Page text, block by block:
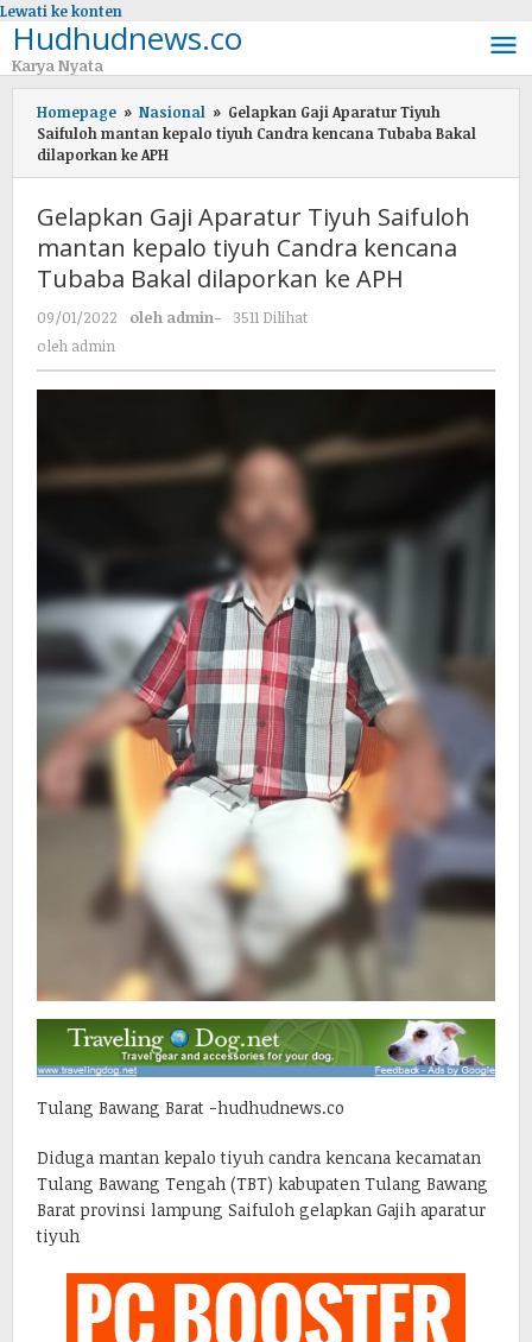
Lewati ke konten
Hudhudnews.co
Karya Nyata
Homepage » Nasional » Gelapkan Gaji Aparatur Tiyuh
Saifuloh mantan kepalo tiyuh Candra kencana Tubaba Bakal
dilaporkan ke APH
Gelapkan Gaji Aparatur Tiyuh Saifuloh
mantan kepalo tiyuh Candra kencana
Tubaba Bakal dilaporkan ke APH
09/01/2022 oleh admin-
3511 Dilihat
oleh admin
Tulang Bawang Barat -hudhudnews.co
Diduga mantan kepalo tiyuh candra kencana kecamatan
Tulang Bawang Tengah (TBT) kabupaten Tulang Bawang
Barat provinsi lampung Saifuloh gelapkan Gajih aparatur
tiyuh